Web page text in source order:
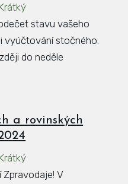
stavu vašeho
vyúčtování stočného.
do neděle
a rovinských
V